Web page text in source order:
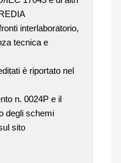
interlaboratorio,
tecnica e
è riportato nel
n. 0024P e il
degli schemi
sito